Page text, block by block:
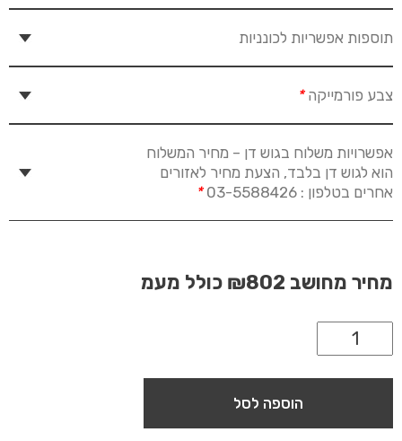
תוספות אפשריות לכונניות
צבע פורמייקה*
אפשרויות משלוח בגוש דן – מחיר המשלוח
הוא לגוש דן בלבד, הצעת מחיר לאזורים
אחרים בטלפון : 03-5588426
*
מחיר מחושב ₪802 כולל מעמ
הוספה לסל